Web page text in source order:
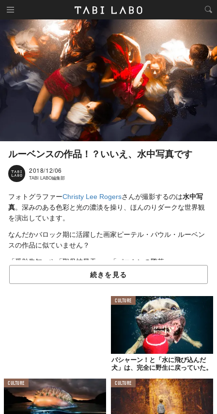
ルーベンスの作品！？いいえ、水中写真です
2018/12/06
TABI LABO編集部
フォトグラファーChristy Lee Rogersさんが撮影するのは水中写
真。深みのある色彩と光の濃淡を操り、ほんのりダークな世界観
を演出しています。
なんだかバロック期に活躍した画家ピーテル・パウル・ルーベン
スの作品に似ていません？
「受胎告知」や「聖母被昇天」、「パエトンの墜落」……。
正直、思いつく作品はこれくらい。そこまでルーベンスに関して
してみれば怒りを買う感想かもしれません。それでも、Christyさ
んの作品は、ルーベンスの新作を見ているような気分になります
ちなみに、「一体、どんな絵なんだ？」と気になった方は、2018
年10月16日から2019年の1月20日まで、ルーベンスの絵画展が開
催されているので、そちらもチェック。
いうことに驚きを隠せません。
続きを見る
CULTURE
バシャーン！と「水に飛び込んだ
犬」は、完全に野生に戻っていた。
CULTURE CULTURE